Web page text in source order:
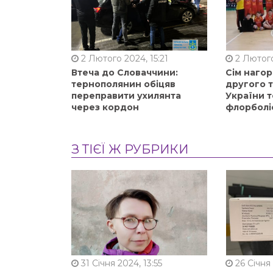
2 Лютого 2024, 15:21
Втеча до Словаччини:
тернополянин обіцяв
переправити ухилянта
через кордон
2
Сім
другого
України
З ТІЄЇ Ж РУБРИКИ
31 Січня 2024, 13:55
26